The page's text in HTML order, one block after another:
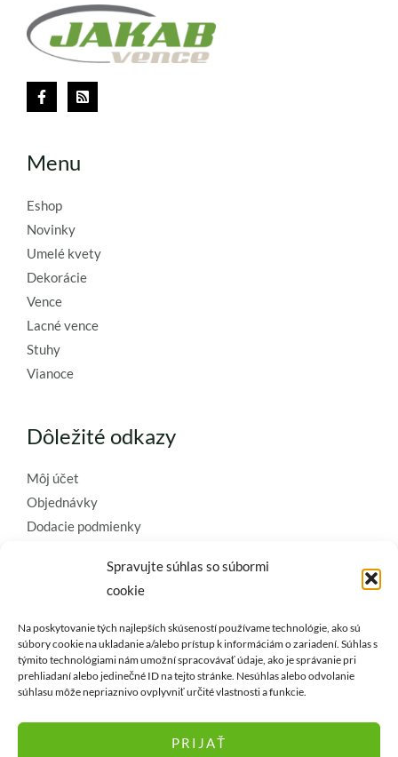
Spravujte súhlas so súbormi
cookie
Na poskytovanie tých najlepších skúseností používame technológie, ako sú
súbory cookie na ukladanie a/alebo prístup k informáciám o zariadení. Súhlas s
týmito technológiami nám umožní spracovávať údaje, ako je správanie pri
prehliadaní alebo jedinečné ID na tejto stránke. Nesúhlas alebo odvolanie
súhlasu môže nepriaznivo ovplyvniť určité vlastnosti a funkcie.
PRIJAŤ
Menu
Eshop
Novinky
Umelé kvety
Dekorácie
Vence
Lacné vence
Stuhy
Vianoce
Dôležité odkazy
Môj účet
Objednávky
Dodacie podmienky
Ochrana osobných údajov
Zásady používania súborov cookie
Kontaktujte nás a požiadajte o
najkvalitnejšie umelé kvety a
dekorácie..